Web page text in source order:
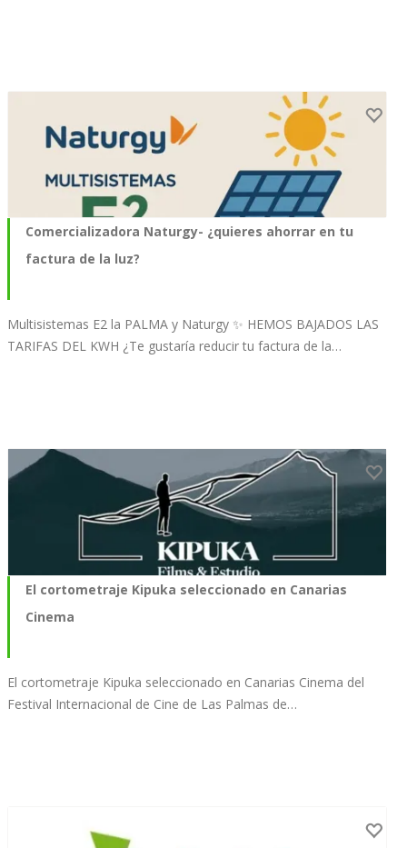
Comercializadora Naturgy- ¿quieres ahorrar en tu
factura de la luz?
Multisistemas E2 la PALMA y Naturgy ✨ HEMOS BAJADOS LAS
TARIFAS DEL KWH ¿Te gustaría reducir tu factura de la…
El cortometraje Kipuka seleccionado en Canarias
Cinema
El cortometraje Kipuka seleccionado en Canarias Cinema del
Festival Internacional de Cine de Las Palmas de…